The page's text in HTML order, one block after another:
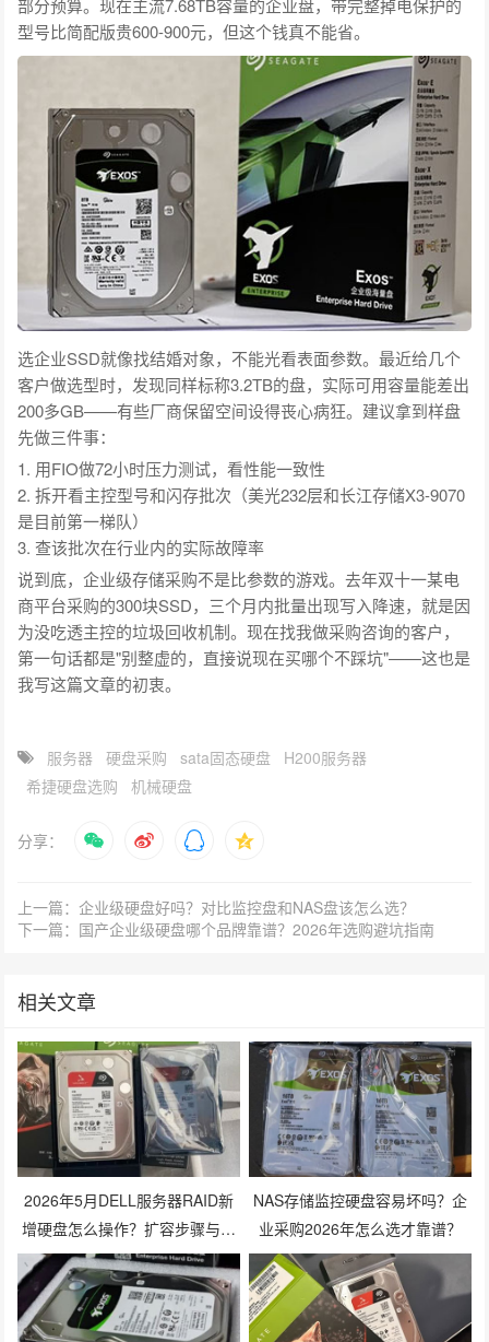
部分预算。现在主流7.68TB容量的企业盘，带完整掉电保护的
型号比简配版贵600-900元，但这个钱真不能省。
选企业SSD就像找结婚对象，不能光看表面参数。最近给几个
客户做选型时，发现同样标称3.2TB的盘，实际可用容量能差出
200多GB——有些厂商保留空间设得丧心病狂。建议拿到样盘
先做三件事：
1. 用FIO做72小时压力测试，看性能一致性
2. 拆开看主控型号和闪存批次（美光232层和长江存储X3-9070
是目前第一梯队）
3. 查该批次在行业内的实际故障率
说到底，企业级存储采购不是比参数的游戏。去年双十一某电
商平台采购的300块SSD，三个月内批量出现写入降速，就是因
为没吃透主控的垃圾回收机制。现在找我做采购咨询的客户，
第一句话都是"别整虚的，直接说现在买哪个不踩坑"——这也是
我写这篇文章的初衷。
服务器 硬盘采购 sata固态硬盘
H200服务器
希捷硬盘选购
机械硬盘
分享：
上一篇：企业级硬盘好吗？对比监控盘和NAS盘该怎么选？
下一篇：国产企业级硬盘哪个品牌靠谱？2026年选购避坑指南
相关文章
2026年5月DELL服务器RAID新
增硬盘怎么操作？扩容步骤与兼
容性避坑指南
NAS存储监控硬盘容易坏吗？企
业采购2026年怎么选才靠谱？